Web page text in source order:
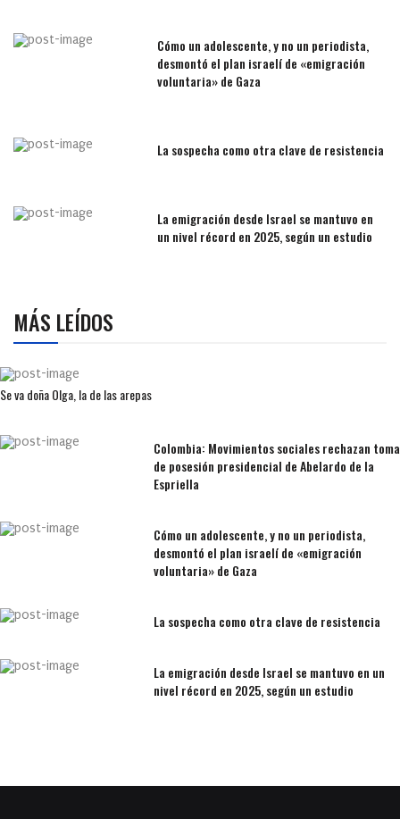
Cómo un adolescente, y no un periodista,
desmontó el plan israelí de «emigración
voluntaria» de Gaza
La sospecha como otra clave de resistencia
La emigración desde Israel se mantuvo en
un nivel récord en 2025, según un estudio
MÁS LEÍDOS
Se va doña Olga, la de las arepas
Colombia: Movimientos sociales rechazan toma
de posesión presidencial de Abelardo de la
Espriella
Cómo un adolescente, y no un periodista,
desmontó el plan israelí de «emigración
voluntaria» de Gaza
La sospecha como otra clave de resistencia
La emigración desde Israel se mantuvo en un
nivel récord en 2025, según un estudio